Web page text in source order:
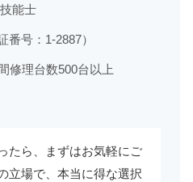
能士
番号：1-2887）
修理台数500台以上
たら、まずはお気軽にご
立場で、本当に得な選択